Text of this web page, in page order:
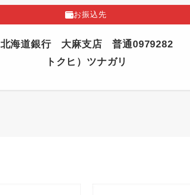
お振込先
北海道銀行 大麻支店 普通0979282
トクヒ）ツナガリ